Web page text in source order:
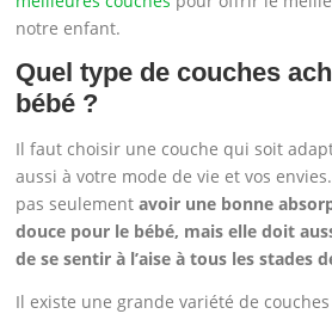
notre enfant.
Quel type de couches
bébé ?
Il faut choisir une couche qui soit
aussi à votre mode de vie et vos
pas seulementavoir une bonne
douce pour le bébé, mais elle doit
de se sentir à l’aise à tous les stades
Il existe une grande variété de